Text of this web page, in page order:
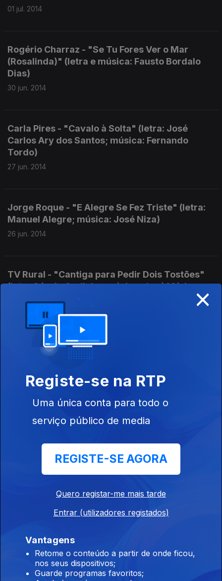
01 jul. 2014
Rogério Charraz - "Se Tu Fores Ver o Mar
(Rosalinda)" (letra e música: Fausto Bordalo
Dias)
30 jun. 2014
Carla Pires - "Cavalo à Solta" (letra: José
Carlos Ary dos Santos; música: Fernando
Tordo)
27 jun. 2014
Jorge Roque - "E Alegre Se Fez Triste" (letra:
Manuel Alegre; música: José Niza)
26 jun. 2014
TV Rural - "Cantiga para Pedir Dois Tostões"
(letra Sérgio Godinho; música: José Mário
25 jun. 2014
Pé na Terra - "O Galo É o Dono dos Ovos" (letra
24 jun. 2014
Gonçalo Bilé - "Os Vampiros" (letra e música:
23 jun. 2014
Mario Branco
Se Vossa Excelência - Adriano Correia de
Oliveira
×
Registe-se na RTP
Uma única conta para todo o
serviço público de media
REGISTE-SE AGORA
Quero registar-me mais tarde
Entrar (utilizadores registados)
Vantagens
Retome o conteúdo a partir de onde ficou,
nos seus dispositivos;
Guarde programas favoritos;